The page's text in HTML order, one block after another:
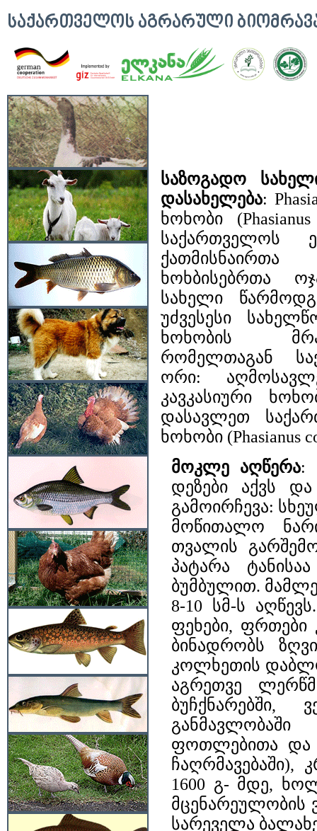
ᲡᲐᲥᲐᲠᲗᲕᲔᲚᲝᲡ ᲐᲒᲠᲐᲠᲣᲚᲘ
საზოგადო
დასახელება:
ხოხობი
საქართველოს
ქათმისნაირთა
ხოხბისებრთა
სახელი
უძვესესი
ხოხობის
რომელთაგან
ორი:
კავკასიური
დასავლეთ
ხოხობი (Phasianus
მოკლე აღწერა:
დეზები აქვს
გამოირჩევა:
მოწითალო
თვალის
პატარა
ბუმბულით.
8-10 სმ-ს
ფეხები,
ბინადრობს
კოლხეთის
აგრეთვე
ფოთლებითა და
1600 გ- მდე,
მცენარეულობის
სარეველა